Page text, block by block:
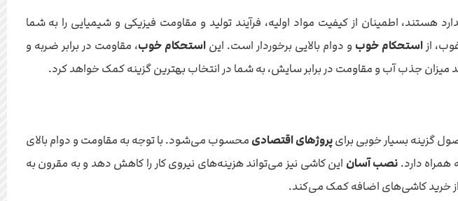
اطمینان از کیفیت مواد اولیه، فرآیند تولید و مقاومت فیزیکی و شیمیایی را به شما
ازاستحکام خوب و دوام بالایی برخوردار است. ایناستحکام خوب، مقاومت در برابر ضربه و
جذب آب و مقاومت در برابر سایش، به شما در انتخاب بهترین گزینه کمک خواهد کرد.
گزینه بسیار خوبی برایپروژهای اقتصادی محسوب می‌شود. با توجه به مقاومت و دوام بالای
دارد. نصب آسان این کاشی نیز می‌تواند هزینه‌های نیروی کار را کاهش دهد و به مقرون به
خرید کاشی‌های اضافه کمک می‌کند.